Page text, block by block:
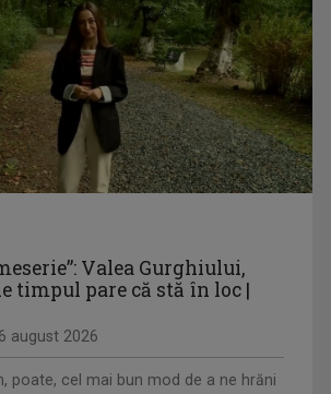
la TVR Iaşi în 1998 în ...
și poveste", ...
Valea Gurghiului,
timpul pare că stă în loc |
august 2026
poate, cel mai bun mod de a ne hrăni